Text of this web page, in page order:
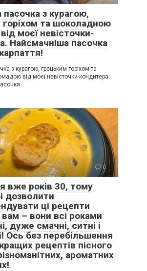
з курагою,
та шоколадною
моєї невісточки-
Найсмачніша пасочка
з курагою, грецьким горіхом та
від моєї невісточки-кондитера.
0
вже років 30, тому
дозволити
ці рецепти
– вони всі роками
дуже смачні, ситні і
Ось без перебільшення
рецептів пісного
ароматних